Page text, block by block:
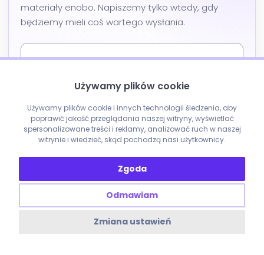
Używamy plików cookie
Używamy plików cookie i innych technologii śledzenia, aby
poprawić jakość przeglądania naszej witryny, wyświetlać
spersonalizowane treści i reklamy, analizować ruch w naszej
witrynie i wiedzieć, skąd pochodzą nasi użytkownicy.
Zgoda
Odmawiam
Zmiana ustawień
materiały enobo. Napiszemy tylko wtedy, gdy
będziemy mieli coś wartego wysłania.
Chcę otrzymywać od enobo informacje o nowych artykułach i
materiały dotyczące SEO, AI Search oraz marketingu. Zgodę mogę
wycofać w każdej chwili. Szczegóły w
polityce prywatności
Formularz chroni reCAPTCHA. Obowiązują Polityka prywatności